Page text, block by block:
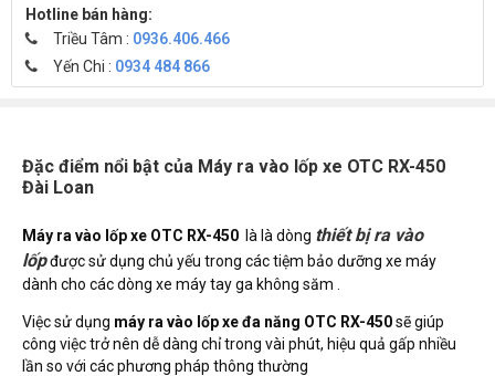
Hotline bán hàng:
Triều Tâm : 0936.406.466
Yến Chi : 0934 484 866
Đặc điểm nổi bật của Máy ra vào lốp xe OTC RX-450
Đài Loan
Máy ra vào lốp xe OTC RX-450 là là dòng thiết bị ra vào
lốpđược sử dụng chủ yếu trong các tiệm bảo dưỡng xe máy
dành cho các dòng xe máy tay ga không săm .
Việc sử dụng máy ra vào lốp xe đa năng OTC RX-450sẽ giúp
công việc trở nên dễ dàng chỉ trong vài phút, hiệu quả gấp nhiều
lần so với các phương pháp thông thường